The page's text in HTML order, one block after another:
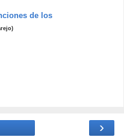
de los
›